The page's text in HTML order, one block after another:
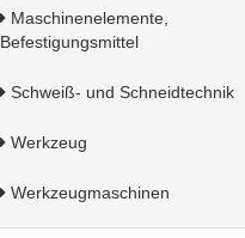
Maschinenelemente,
Befestigungsmittel
Schweiß- und Schneidtechnik
Werkzeug
Werkzeugmaschinen